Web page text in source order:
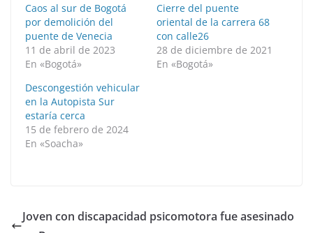
Caos al sur de Bogotá
por demolición del
puente de Venecia
11 de abril de 2023
En «Bogotá»
Cierre del puente
oriental de la carrera 68
con calle26
28 de diciembre de 2021
En «Bogotá»
Descongestión vehicular
en la Autopista Sur
estaría cerca
15 de febrero de 2024
En «Soacha»
Joven con discapacidad psicomotora fue asesinado